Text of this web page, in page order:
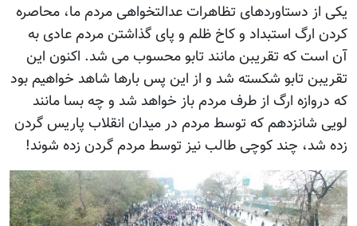
یکی از دستاوردهای تظاهرات عدالتخواهی مردم ما، محاصره
کردن ارگ استبداد و کاخ ظلم و پای گذاشتن مردم عادی به
آن است که تقریبن مانند تابو محسوب می شد. اکنون این
تقریبن تابو شکسته شد و از این پس بارها شاهد خواهیم بود
که دروازه ارگ از طرف مردم باز خواهد شد و چه بسا مانند
لویی شانزدهم که توسط مردم در میدان انقلاب پاریس گردن
زده شد، چند کوچی طالب نیز توسط مردم گردن زده شوند!